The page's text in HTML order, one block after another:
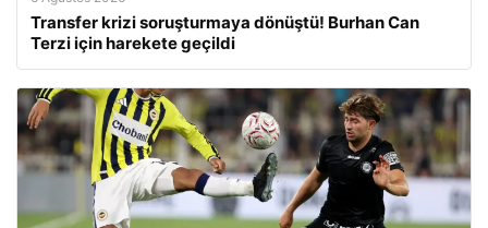
Transfer krizi soruşturmaya dönüştü! Burhan Can
Terzi için harekete geçildi